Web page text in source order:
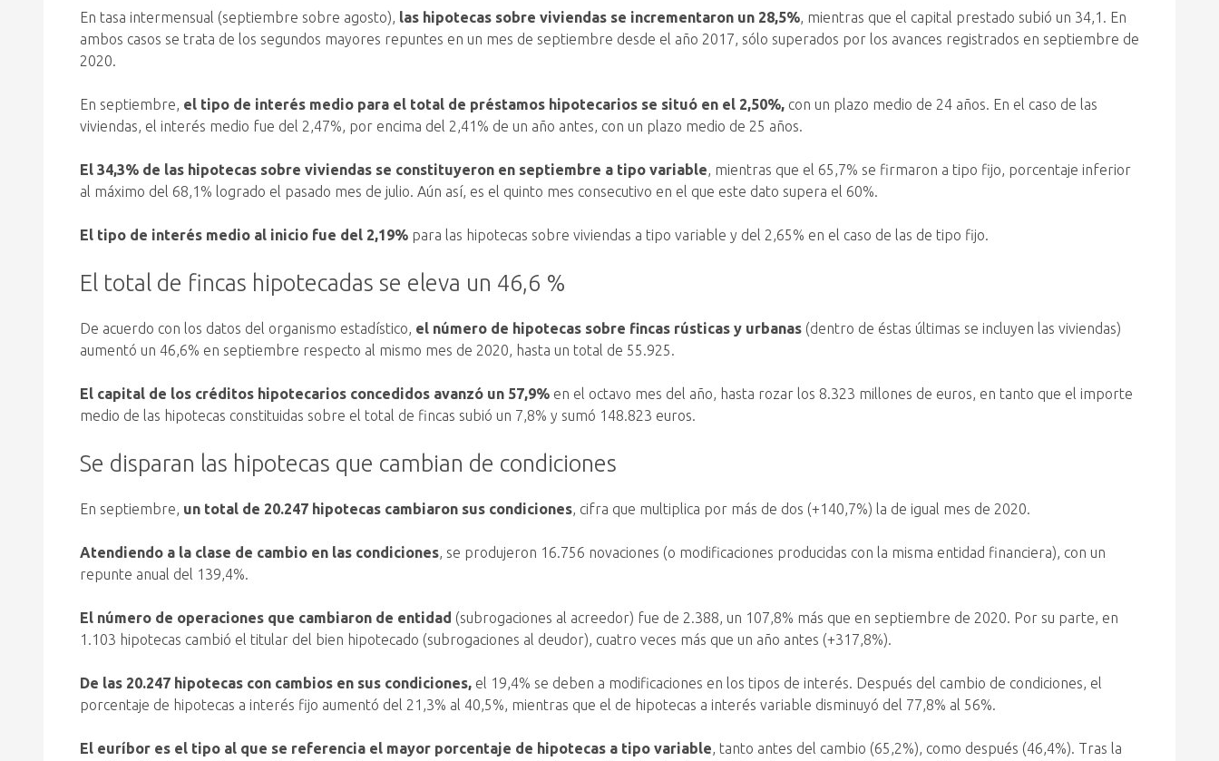
En tasa intermensual (septiembre sobre agosto), las hipotecas sobre viviendas se incrementaron un 28,5%, mientras que el capital prestado subió un 34,1. En
ambos casos se trata de los segundos mayores repuntes en un mes de septiembre desde el año 2017, sólo superados por los avances registrados en septiembre de
2020.
En septiembre, el tipo de interés medio para el total de préstamos hipotecarios se situó en el 2,50%, con un plazo medio de 24 años. En el caso de las
viviendas, el interés medio fue del 2,47%, por encima del 2,41% de un año antes, con un plazo medio de 25 años.
El 34,3% de las hipotecas sobre viviendas se constituyeron en septiembre a tipo variable, mientras que el 65,7% se firmaron a tipo fijo, porcentaje inferior
al máximo del 68,1% logrado el pasado mes de julio. Aún así, es el quinto mes consecutivo en el que este dato supera el 60%.
El tipo de interés medio al inicio fue del 2,19% para las hipotecas sobre viviendas a tipo variable y del 2,65% en el caso de las de tipo fijo.
El total de fincas hipotecadas se eleva un 46,6 %
De acuerdo con los datos del organismo estadístico, el número de hipotecas sobre fincas rústicas y urbanas (dentro de éstas últimas se incluyen las viviendas)
aumentó un 46,6% en septiembre respecto al mismo mes de 2020, hasta un total de 55.925.
El capital de los créditos hipotecarios concedidos avanzó un 57,9% en el octavo mes del año, hasta rozar los 8.323 millones de euros, en tanto que el importe
medio de las hipotecas constituidas sobre el total de fincas subió un 7,8% y sumó 148.823 euros.
Se disparan las hipotecas que cambian de condiciones
En septiembre, un total de 20.247 hipotecas cambiaron sus condiciones, cifra que multiplica por más de dos (+140,7%) la de igual mes de 2020.
Atendiendo a la clase de cambio en las condiciones, se produjeron 16.756 novaciones (o modificaciones producidas con la misma entidad financiera), con un
repunte anual del 139,4%.
El número de operaciones que cambiaron de entidad (subrogaciones al acreedor) fue de 2.388, un 107,8% más que en septiembre de 2020. Por su parte, en
1.103 hipotecas cambió el titular del bien hipotecado (subrogaciones al deudor), cuatro veces más que un año antes (+317,8%).
De las 20.247 hipotecas con cambios en sus condiciones, el 19,4% se deben a modificaciones en los tipos de interés. Después del cambio de condiciones, el
porcentaje de hipotecas a interés fijo aumentó del 21,3% al 40,5%, mientras que el de hipotecas a interés variable disminuyó del 77,8% al 56%.
El euríbor es el tipo al que se referencia el mayor porcentaje de hipotecas a tipo variable, tanto antes del cambio (65,2%), como después (46,4%). Tras la